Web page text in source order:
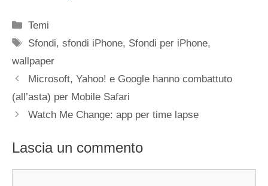
Categorie
Temi
Tag
Sfondi,sfondi iPhone, Sfondi per iPhone,
wallpaper
Microsoft, Yahoo! e Google hanno combattuto
(all’asta) per Mobile Safari
Watch Me Change: app per time lapse
Lascia un commento